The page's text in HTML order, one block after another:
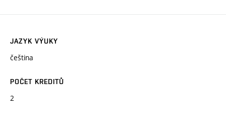
JAZYK VÝUKY
čeština
POČET KREDITŮ
2